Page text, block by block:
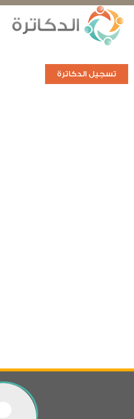
تسجيل الدكاترة